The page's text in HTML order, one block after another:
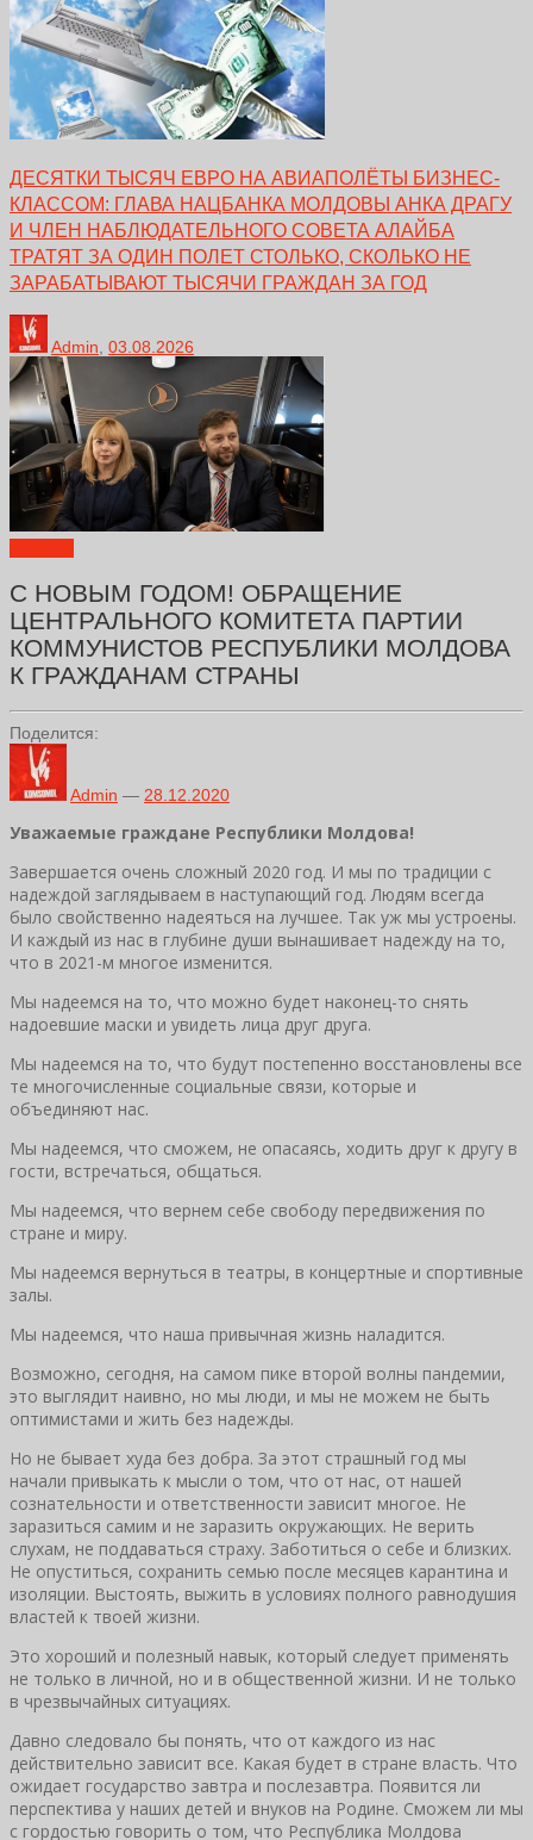
ДЕСЯТКИ ТЫСЯЧ ЕВРО НА АВИАПОЛЁТЫ БИЗНЕС-
КЛАССОМ: ГЛАВА НАЦБАНКА МОЛДОВЫ АНКА ДРАГУ
И ЧЛЕН НАБЛЮДАТЕЛЬНОГО СОВЕТА АЛАЙБА
ТРАТЯТ ЗА ОДИН ПОЛЕТ СТОЛЬКО, СКОЛЬКО НЕ
ЗАРАБАТЫВАЮТ ТЫСЯЧИ ГРАЖДАН ЗА ГОД
Admin 03.08.2026
С НОВЫМ ГОДОМ! ОБРАЩЕНИЕ
ЦЕНТРАЛЬНОГО КОМИТЕТА ПАРТИИ
КОММУНИСТОВ РЕСПУБЛИКИ МОЛДОВА
К ГРАЖДАНАМ СТРАНЫ
Поделится:
Admin — 28.12.2020
Уважаемые граждане Республики Молдова!
Завершается очень сложный 2020 год. И мы по традиции с
надеждой заглядываем в наступающий год. Людям всегда
было свойственно надеяться на лучшее. Так уж мы устроены.
И каждый из нас в глубине души вынашивает надежду на то,
что в 2021-м многое изменится.
Мы надеемся на то, что можно будет наконец-то снять
надоевшие маски и увидеть лица друг друга.
Мы надеемся на то, что будут постепенно восстановлены все
те многочисленные социальные связи, которые и
объединяют нас.
Мы надеемся, что сможем, не опасаясь, ходить друг к другу в
гости, встречаться, общаться.
Мы надеемся, что вернем себе свободу передвижения по
стране и миру.
Мы надеемся вернуться в театры, в концертные и спортивные
залы.
Мы надеемся, что наша привычная жизнь наладится.
Возможно, сегодня, на самом пике второй волны пандемии,
это выглядит наивно, но мы люди, и мы не можем не быть
оптимистами и жить без надежды.
Но не бывает худа без добра. За этот страшный год мы
начали привыкать к мысли о том, что от нас, от нашей
сознательности и ответственности зависит многое. Не
заразиться самим и не заразить окружающих. Не верить
слухам, не поддаваться страху. Заботиться о себе и близких.
Не опуститься, сохранить семью после месяцев карантина и
изоляции. Выстоять, выжить в условиях полного равнодушия
властей к твоей жизни.
Это хороший и полезный навык, который следует применять
не только в личной, но и в общественной жизни. И не только
в чрезвычайных ситуациях.
Давно следовало бы понять, что от каждого из нас
действительно зависит все. Какая будет в стране власть. Что
ожидает государство завтра и послезавтра. Появится ли
перспектива у наших детей и внуков на Родине. Сможем ли мы
с гордостью говорить о том, что Республика Молдова